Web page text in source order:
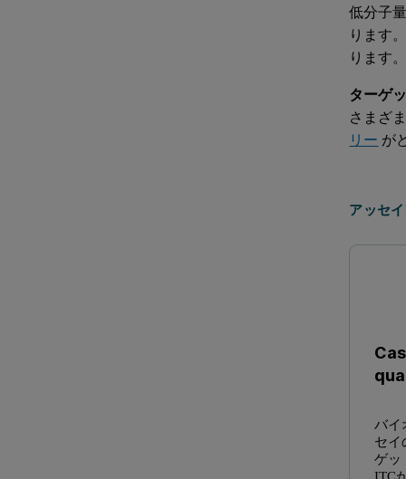
低分子
ります
ります
ターゲ
さまざ
リー が
アッセ
バイ
セイ
ゲッ
ITC